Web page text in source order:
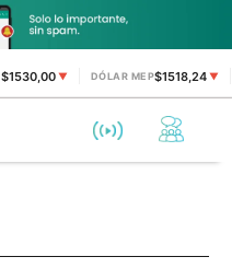
$1530,00 ▼ DÓLAR MEP$1518,24▼